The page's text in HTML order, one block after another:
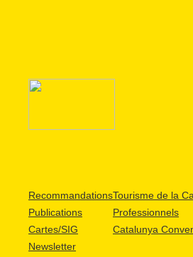
Recommandations
Publications
Cartes/SIG
Newsletter
Tourisme de la
Professionnels
Catalunya